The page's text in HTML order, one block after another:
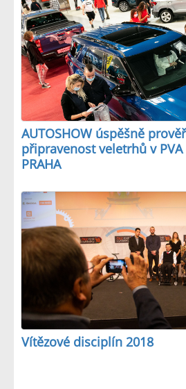
AUTOSHOW úspěšně
připravenost veletrhů v PVA
PRAHA
Vítězové disciplín 2018